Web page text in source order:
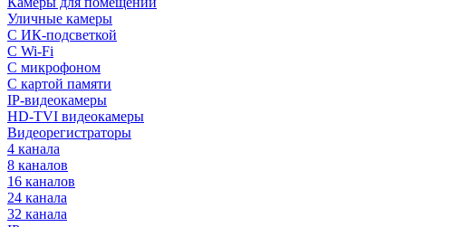
Уличные камеры
С ИК-подсветкой
С Wi-Fi
С микрофоном
С картой памяти
IP-видеокамеры
HD-TVI видеокамеры
Видеорегистраторы
4 канала
8 каналов
16 каналов
24 канала
32 канала